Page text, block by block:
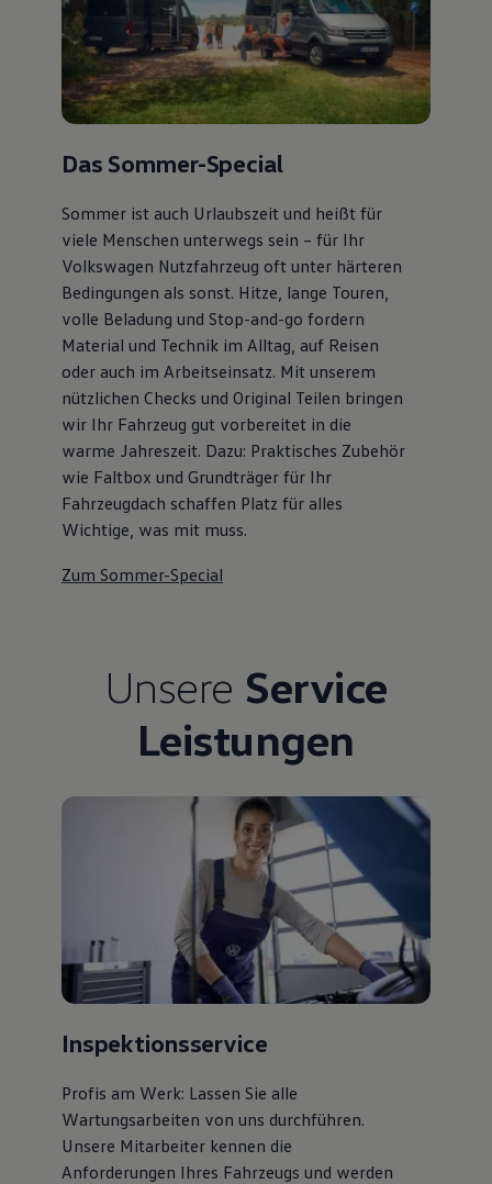
Das Sommer-Special
Sommer ist auch Urlaubszeit und heißt für
viele Menschen unterwegs sein – für Ihr
Volkswagen Nutzfahrzeug oft unter härteren
Bedingungen als sonst. Hitze, lange Touren,
volle Beladung und Stop-and-go fordern
Material und Technik im Alltag, auf Reisen
oder auch im Arbeitseinsatz. Mit unserem
nützlichen Checks und Original Teilen bringen
wir Ihr Fahrzeug gut vorbereitet in die
warme Jahreszeit. Dazu: Praktisches Zubehör
wie Faltbox und Grundträger für Ihr
Fahrzeugdach schaffen Platz für alles
Wichtige, was mit muss.
Zum Sommer-Special
Unsere Service
Leistungen
Inspektionsservice
Profis am Werk: Lassen Sie alle
Wartungsarbeiten von uns durchführen.
Unsere Mitarbeiter kennen die
Anforderungen Ihres Fahrzeugs und werden